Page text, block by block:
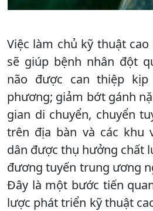
Việc làm chủ kỹ thuật
sẽ giúp bệnh nhân đột
não được can thiệp
phương; giảm bớt gánh
gian di chuyển, chuyển
trên địa bàn và các khu
dân được thụ hưởng chất
đương tuyến trung ương
Đây là một bước tiến
lược phát triển kỹ thuật